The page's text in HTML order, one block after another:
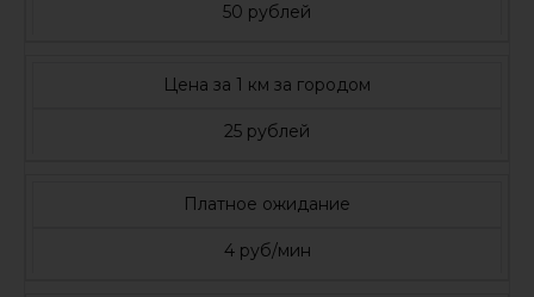
50 рублей
Цена за 1 км за городом
25 рублей
Платное ожидание
4 руб/мин